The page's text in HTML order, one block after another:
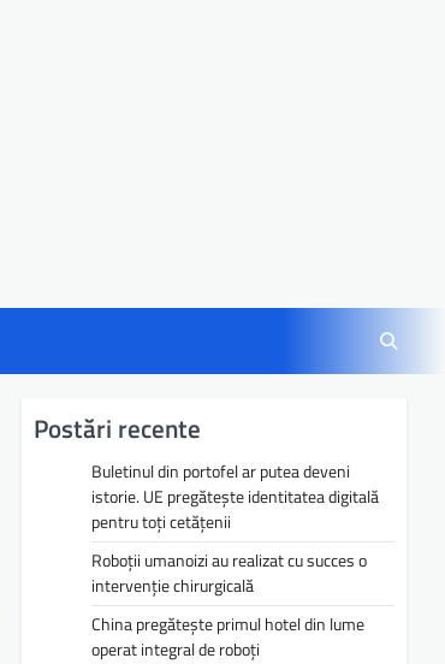
Postări recente
Buletinul din portofel ar putea deveni
istorie. UE pregătește identitatea digitală
pentru toți cetățenii
Roboții umanoizi au realizat cu succes o
intervenție chirurgicală
China pregătește primul hotel din lume
operat integral de roboți